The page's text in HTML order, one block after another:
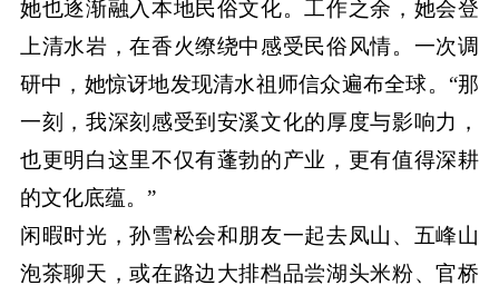
她也逐渐融入本地民俗文化。工作之余，她会登
上清水岩，在香火缭绕中感受民俗风情。一次调
研中，她惊讶地发现清水祖师信众遍布全球。“那
一刻，我深刻感受到安溪文化的厚度与影响力，
也更明白这里不仅有蓬勃的产业，更有值得深耕
的文化底蕴。”
闲暇时光，孙雪松会和朋友一起去凤山、五峰山
泡茶聊天，或在路边大排档品尝湖头米粉、官桥